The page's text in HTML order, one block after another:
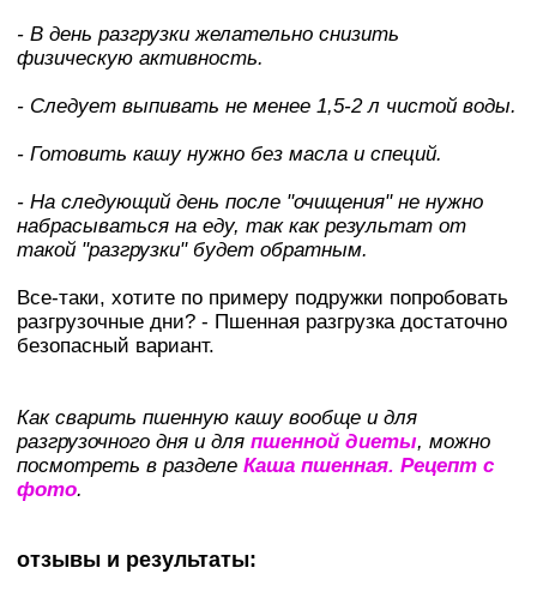
- В день разгрузки желательно снизить
физическую активность.
- Следует выпивать не менее 1,5-2 л чистой воды.
- Готовить кашу нужно без масла и специй.
- На следующий день после "очищения" не нужно
набрасываться на еду, так как результат от
такой "разгрузки" будет обратным.
Все-таки, хотите по примеру подружки попробовать
разгрузочные дни? - Пшенная разгрузка достаточно
безопасный вариант.
Как сварить пшенную кашу вообще и для
разгрузочного дня и для пшенной диеты, можно
посмотреть в разделе Каша пшенная. Рецепт с
фото.
отзывы и результаты: